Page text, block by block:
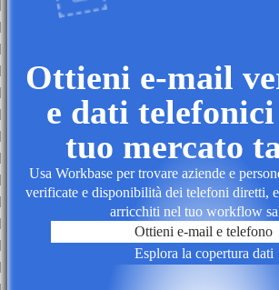
Ottieni e-mail
e dati
tuo mercato
Usa Workbase per trovare aziende e
verificate e disponibilità dei telefoni diretti,
arricchiti nel tuo workflow
Ottieni e-mail e telefono
Esplora la copertura dati